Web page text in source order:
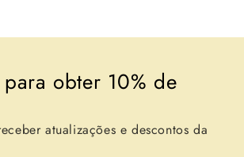
para obter 10% de
atualizações e descontos da